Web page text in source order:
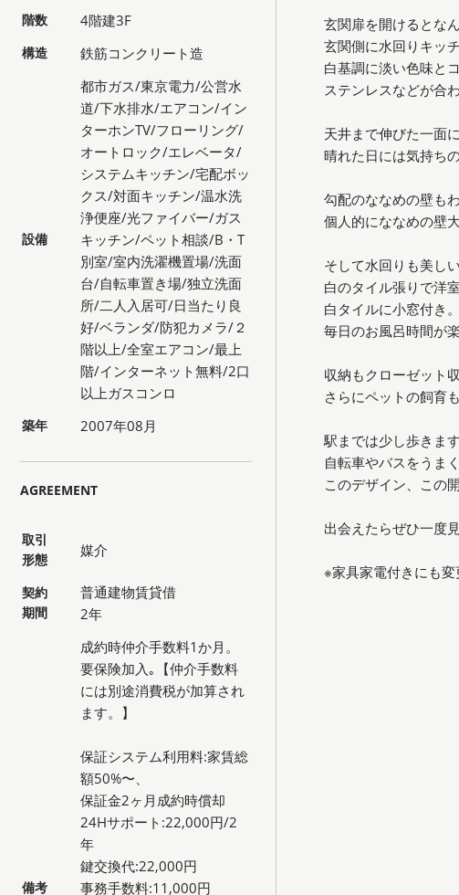
階数 4階建3F
構造 鉄筋コンクリート造
設備
都市ガス/東京電力/公営水
道/下水排水/エアコン/イン
ターホンTV/フローリング/
オートロック/エレベータ/
システムキッチン/宅配ボッ
クス/対面キッチン/温水洗
浄便座/光ファイバー/ガス
キッチン/ペット相談/B・T
別室/室内洗濯機置場/洗面
台/自転車置き場/独立洗面
所/二人入居可/日当たり良
好/ベランダ/防犯カメラ/２
階以上/全室エアコン/最上
階/インターネット無料/2口
以上ガスコンロ
築年 2007年08月
AGREEMENT
取引
形態
媒介
契約
期間
普通建物賃貸借
2年
備考
成約時仲介手数料1か月。
要保険加入｡【仲介手数料
には別途消費税が加算され
ます。】
保証システム利用料:家賃総
額50%〜、
保証金2ヶ月成約時償却
24Hサポート:22,000円/2
年
鍵交換代:22,000円
事務手数料:11,000円
玄関扉を開けるとな
玄関側に水回りキッ
白基調に淡い色味と
ステンレスなどが合
天井まで伸びた一面
晴れた日には気持ち
勾配のななめの壁も
個人的にななめの壁
そして水回りも美しい
白のタイル張りで洋
白タイルに小窓付き。
毎日のお風呂時間が
収納もクローゼット
さらにペットの飼育
駅までは少し歩きま
自転車やバスをうま
このデザイン、この
出会えたらぜひ一度
※家具家電付きにも